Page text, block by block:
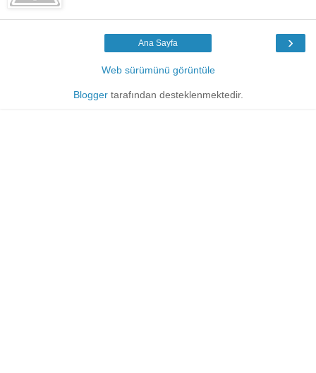
›
Ana Sayfa
Web sürümünü görüntüle
Bloggertarafından desteklenmektedir.